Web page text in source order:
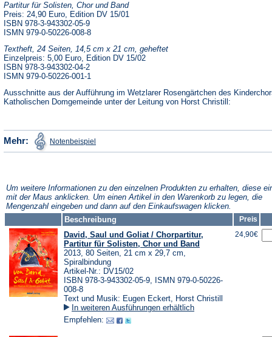
Partitur für Solisten, Chor und Band
Preis: 24,90 Euro, Edition DV 15/01
ISBN 978-3-943302-05-9
ISMN 979-0-50226-008-8
Textheft, 24 Seiten, 14,5 cm x 21 cm, geheftet
Einzelpreis: 5,00 Euro, Edition DV 15/02
ISBN 978-3-943302-04-2
ISMN 979-0-50226-001-1
Ausschnitte aus der Aufführung im Wetzlarer Rosengärtchen des
Katholischen Domgemeinde unter der Leitung von Horst Christill:
Mehr: Notenbeispiel in
einem
Um weitere Informationen zu den einzelnen Produkten zu erhalten, diese
mit der Maus anklicken. Um einen Artikel in den Warenkorb zu legen, die
Mengenzahl eingeben und dann auf den Einkaufswagen klicken.
Beschreibung
Preis
David, Saul und Goliat / Chorpartitur,
Partitur für Solisten, Chor und Band
2013, 80 Seiten, 21 cm x 29,7 cm,
Spiralbindung
Artikel-Nr.: DV15/02
ISBN 978-3-943302-05-9, ISMN 979-0-50226-
008-8
Text und Musik: Eugen Eckert, Horst Christill
In weiteren Ausführungen erhältlich
Empfehlen:
24,90€